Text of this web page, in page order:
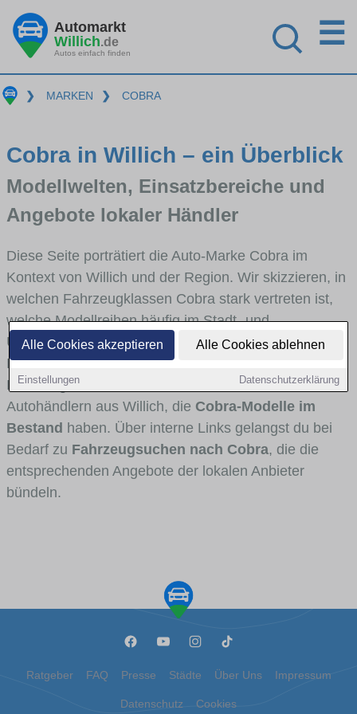
Alle Cookies akzeptieren Alle Cookies ablehnen
Einstellungen Datenschutzerklärung
Automarkt
Willich.de
Autos einfach finden
☰
❯ MARKEN ❯ COBRA
Cobra in Willich – ein Überblick
Modellwelten, Einsatzbereiche und
Angebote lokaler Händler
Diese Seite porträtiert die Auto-Marke Cobra im
Kontext von Willich und der Region. Wir skizzieren, in
welchen Fahrzeugklassen Cobra stark vertreten ist,
welche Modellreihen häufig im Stadt- und
Umlandverkehr zu sehen sind und für welche
Fahrertypen die Marke interessant ist. Viele
Fahrzeuge stammen von Autohäusern und
Autohändlern aus Willich, die Cobra-Modelle im
Bestand haben. Über interne Links gelangst du bei
Bedarf zu Fahrzeugsuchen nach Cobra, die die
entsprechenden Angebote der lokalen Anbieter
bündeln.
Ratgeber FAQ Presse Städte Über Uns Impressum
Datenschutz Cookies